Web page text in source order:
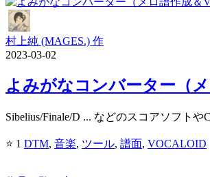
村上純 (MAGES.) 作
2023-03-02
よみがなコンバーター（
Sibelius/Finale/D ... などのスコアソフト
⭐ 1 DTM, 音楽, ツール, 譜面, VOCALOID